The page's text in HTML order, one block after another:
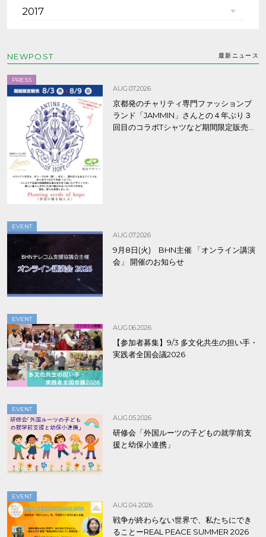
2017
NEWPOST 最新ニュース
PRESS
AUG.07.2026
京都発のチャリティ専門ファッションブ
ランド「JAMMIN」さんとの４年ぶり３
回目のコラボTシャツなど期間限定販売、
EVENT
AUG.07.2026
9月8日(火) BHN主催 「オンライン講演
会」 開催のお知らせ
EVENT
AUG.06.2026
【参加者募集】9/3 多文化共生の担い手・
実践者全国会議2026
EVENT
AUG.05.2026
研修会「外国ルーツの子どもの就学前支
援と幼保小連携」
EVENT
AUG.04.2026
戦争が終わらない世界で、私たちにでき
ることーREAL PEACE SUMMER 2026